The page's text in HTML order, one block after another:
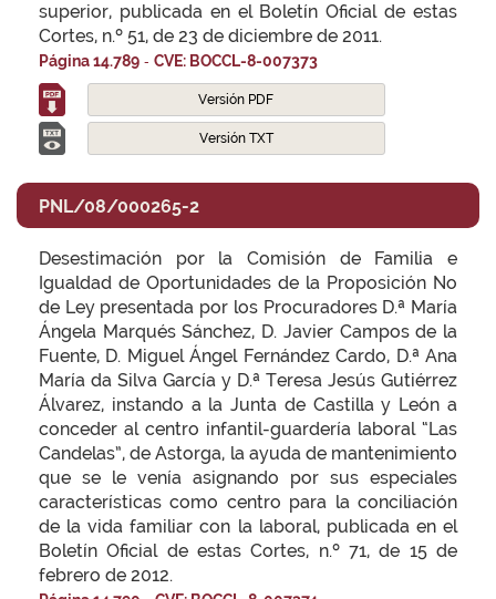
superior, publicada en el Boletín Oficial de estas
Cortes, n.º 51, de 23 de diciembre de 2011.
Página 14.789 - CVE: BOCCL-8-007373
Versión PDF
Versión TXT
PNL/08/000265-2
Desestimación por la Comisión de Familia e
Igualdad de Oportunidades de la Proposición No
de Ley presentada por los Procuradores D.ª María
Ángela Marqués Sánchez, D. Javier Campos de la
Fuente, D. Miguel Ángel Fernández Cardo, D.ª Ana
María da Silva García y D.ª Teresa Jesús Gutiérrez
Álvarez, instando a la Junta de Castilla y León a
conceder al centro infantil-guardería laboral “Las
Candelas”, de Astorga, la ayuda de mantenimiento
que se le venía asignando por sus especiales
características como centro para la conciliación
de la vida familiar con la laboral, publicada en el
Boletín Oficial de estas Cortes, n.º 71, de 15 de
febrero de 2012.